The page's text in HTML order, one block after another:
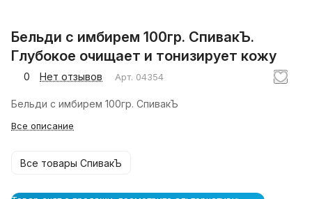
Бельди с имбирем 100гр. СпивакЪ.
Глубокое очищает и тонизирует кожу
0 Нет отзывов Арт. 04354
Бельди с имбирем 100гр. СпивакЪ
Все описание
Все товары СпивакЪ